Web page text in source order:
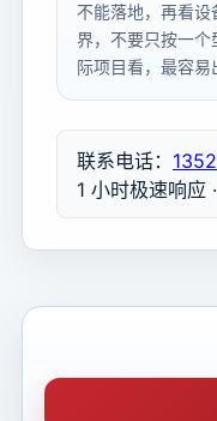
不能落地，再看
界，不要只按一
际项目看，最容易
联系电话：
1 小时极速响应